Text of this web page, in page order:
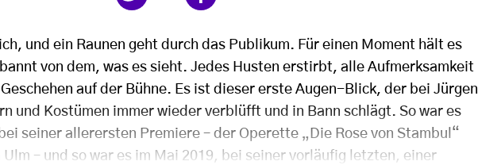
und ein Raunen geht durch das Publikum. Für einen Moment hält es
von dem, was es sieht. Jedes Husten erstirbt, alle Aufmerksamkeit
auf der Bühne. Es ist dieser erste Augen-Blick, der bei Jürgen
und Kostümen immer wieder verblüfft und in Bann schlägt. So war es
seiner allerersten Premiere – der Operette „Die Rose von Stambul“
Ulm – und so war es im Mai 2019, bei seiner vorläufig letzten, einer